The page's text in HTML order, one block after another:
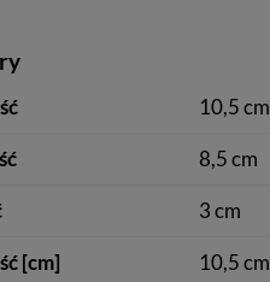
10,5 cm
8,5 cm
3 cm
[cm] 10,5 cm